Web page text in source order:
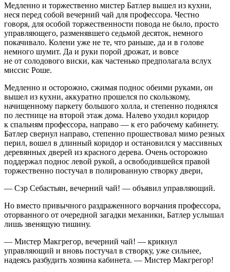
Медленно и торжественно мистер Батлер вышел из кухни,
неся перед собой вечерний чай для профессора. Честно
говоря, для особой торжественности повода не было, просто
управляющего, разменявшего седьмой десяток, немного
покачивало. Колени уже не те, что раньше, да и в голове
немного шумит. Да и руки порой дрожат, и вовсе
не от солодового виски, как частенько предполагала вслух
миссис Роше.
Медленно и осторожно, сжимая поднос обеими руками, он
вышел из кухни, аккуратно прошелся по скользкому,
начищенному паркету большого холла, и степенно поднялся
по лестнице на второй этаж дома. Налево уходил коридор
к спальням профессора, направо — к его рабочему кабинету.
Батлер свернул направо, степенно прошествовал мимо резных
перил, вошел в длинный коридор и остановился у массивных
деревянных дверей из красного дерева. Очень осторожно
поддержал поднос левой рукой, а освободившейся правой
торжественно постучал в полированную створку двери,
— Сэр Себастьян, вечерний чай! — объявил управляющий.
Но вместо привычного раздраженного ворчания профессора,
оторванного от очередной загадки механики, Батлер услышал
лишь звенящую тишину.
— Мистер Макгрегор, вечерний чай! — крикнул
управляющий и вновь постучал в створку, уже сильнее,
надеясь разбудить хозяина кабинета. — Мистер Макгрегор!